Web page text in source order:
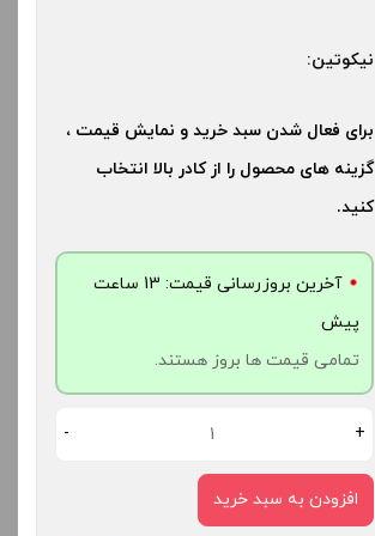
ساعت پیش
تمامی قیمت ها بروز هستند.
افزودن به سبد خرید
نیکوتین:
برای فعال شدن سبد خرید و نمایش قیمت ،
گزینه های محصول را از کادر بالا انتخاب
کنید.
آخرین بروزرسانی قیمت: 13 ساعت
پیش
تمامی قیمت ها بروز هستند.
- +
افزودن به سبد خرید